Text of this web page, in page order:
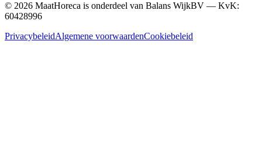
© 2026 MaatHoreca is onderdeel van Balans WijkBV — KvK:
60428996
PrivacybeleidAlgemene voorwaardenCookiebeleid